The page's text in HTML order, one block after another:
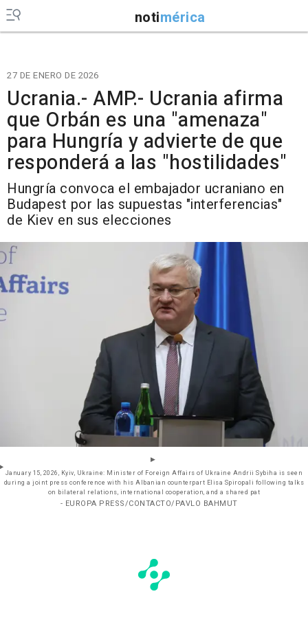
notimérica
27 DE ENERO DE 2026
Ucrania.- AMP.- Ucrania afirma
que Orbán es una "amenaza"
para Hungría y advierte de que
responderá a las "hostilidades"
Hungría convoca el embajador ucraniano en
Budapest por las supuestas "interferencias"
de Kiev en sus elecciones
January 15, 2026, Kyiv, Ukraine: Minister of Foreign Affairs of Ukraine Andrii Sybiha is seen
during a joint press conference with his Albanian counterpart Elisa Spiropali following talks
on bilateral relations, international cooperation, and a shared pat
- EUROPA PRESS/CONTACTO/PAVLO BAHMUT